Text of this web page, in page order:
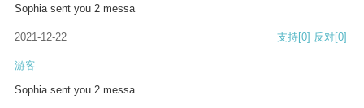
Sophia sent you 2 messa
2021-12-22 支持[0] 反对[0]
游客
Sophia sent you 2 messa